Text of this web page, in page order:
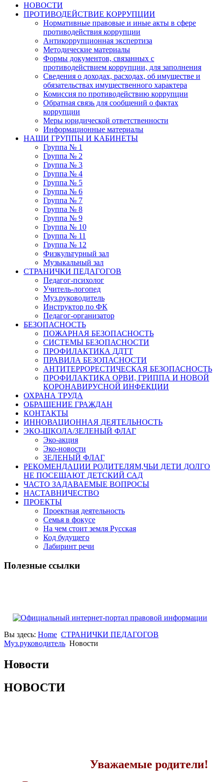
НОВОСТИ
ПРОТИВОДЕЙСТВИЕ КОРРУПЦИИ
Нормативные правовые и иные акты в сфере
противодействия коррупции
Антикоррупционная экспертиза
Методические материалы
Формы документов, связанных с
противодействием коррупции, для заполнения
Сведения о доходах, расходах, об имуществе и
обязательствах имущественного характера
Комиссия по противодействию коррупции
Обратная связь для сообщений о фактах
коррупции
Меры юридической ответственности
Информационные материалы
НАШИ ГРУППЫ И КАБИНЕТЫ
Группа № 1
Группа № 2
Группа № 3
Группа № 4
Группа № 5
Группа № 6
Группа № 7
Группа № 8
Группа № 9
Группа № 10
Группа № 11
Группа № 12
Физкультурный зал
Музыкальный зал
СТРАНИЧКИ ПЕДАГОГОВ
Педагог-психолог
Учитель-логопед
Муз.руководитель
Инструктор по ФК
Педагог-организатор
БЕЗОПАСНОСТЬ
ПОЖАРНАЯ БЕЗОПАСНОСТЬ
СИСТЕМЫ БЕЗОПАСНОСТИ
ПРОФИЛАКТИКА ДДТТ
ПРАВИЛА БЕЗОПАСНОСТИ
АНТИТЕРРОРЕСТИЧЕСКАЯ БЕЗОПАСНОСТЬ
ПРОФИЛАКТИКА ОРВИ, ГРИППА И НОВОЙ
КОРОНАВИРУСНОЙ ИНФЕКЦИИ
ОХРАНА ТРУДА
ОБРАЩЕНИЕ ГРАЖДАН
КОНТАКТЫ
ИННОВАЦИОННАЯ ДЕЯТЕЛЬНОСТЬ
ЭКО-ШКОЛА/ЗЕЛЕНЫЙ ФЛАГ
Эко-акция
Эко-новости
ЗЕЛЕНЫЙ ФЛАГ
РЕКОМЕНДАЦИИ РОДИТЕЛЯМ,ЧЬИ ДЕТИ ДОЛГО
НЕ ПОСЕЩАЮТ ДЕТСКИЙ САД
ЧАСТО ЗАДАВАЕМЫЕ ВОПРОСЫ
НАСТАВНИЧЕСТВО
ПРОЕКТЫ
Проектная деятельность
Семья в фокусе
На чем стоит земля Русская
Код будущего
Лабиринт речи
Полезные ссылки
Вы здесь: Home СТРАНИЧКИ ПЕДАГОГОВ
Муз.руководитель Новости
Новости
НОВОСТИ
Уважаемые родители!